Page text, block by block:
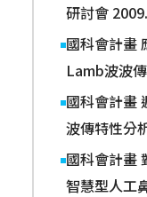
研討會
國科會計畫
Lamb波波
國科會計畫
波傳特性分
國科會計畫
智慧型人工